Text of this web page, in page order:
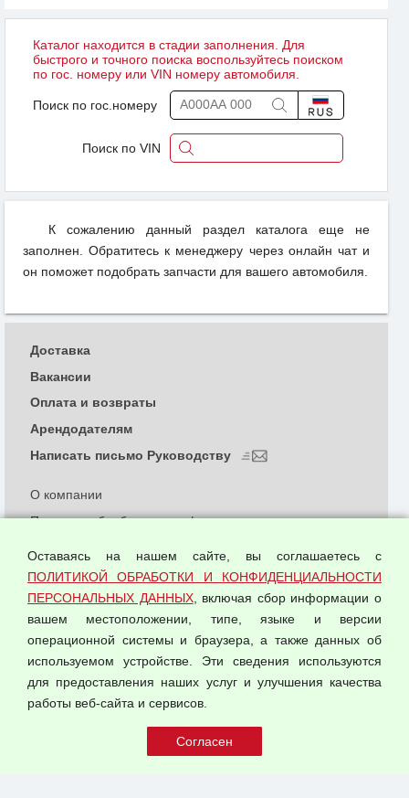
Каталог находится в стадии заполнения. Для
быстрого и точного поиска воспользуйтесь поиском
по гос. номеру или VIN номеру автомобиля.
Поиск по гос.номеру
Поиск по VIN
К сожалению данный раздел каталога еще не
заполнен. Обратитесь к менеджеру через онлайн чат и
он поможет подобрать запчасти для вашего автомобиля.
© 2026 ООО "Феникс"
О компании
Политика обработки и конфиденциальности
Согласием на обработку персональных данных
Оферта оптовой купли-продажи
Публичная оферта
Доставка
Вакансии
Оплата и возвраты
Арендодателям
Написать письмо Руководству
Оставаясь на нашем сайте, вы соглашаетесь с
ПОЛИТИКОЙ ОБРАБОТКИ И КОНФИДЕНЦИАЛЬНОСТИ
ПЕРСОНАЛЬНЫХ ДАННЫХ, включая сбор информации о
вашем местоположении, типе, языке и версии
операционной системы и браузера, а также данных об
используемом устройстве. Эти сведения используются
для предоставления наших услуг и улучшения качества
работы веб-сайта и сервисов.